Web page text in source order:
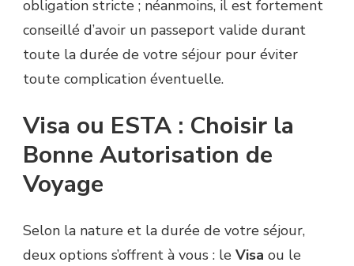
obligation stricte ; néanmoins, il est fortement
conseillé d’avoir un passeport valide durant
toute la durée de votre séjour pour éviter
toute complication éventuelle.
Visa ou ESTA : Choisir la
Bonne Autorisation de
Voyage
Selon la nature et la durée de votre séjour,
deux options s’offrent à vous : le Visa ou le